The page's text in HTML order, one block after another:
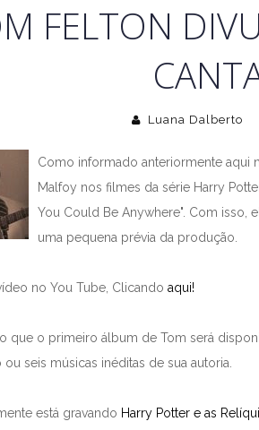
FELTON
Luana Dalberto
Como informado anteriormente aqui
Malfoy nos filmes da série Harry
You Could Be Anywhere". Com isso,
uma pequena prévia da produção.
no You Tube, Clicando aqui!
que o primeiro álbum de Tom será
seis músicas inéditas de sua autoria.
está gravando Harry Potter e as